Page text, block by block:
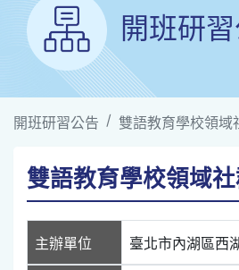
開班研
開班研習公告 雙語教育學校領域
雙語教育學校領域
主辦單位 臺北市內湖區西